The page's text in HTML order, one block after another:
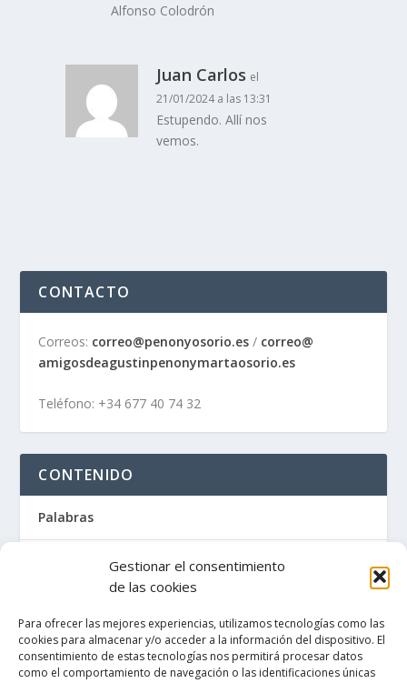
Gestionar el consentimiento
de las cookies
Para ofrecer las mejores experiencias, utilizamos tecnologías como las
cookies para almacenar y/o acceder a la información del dispositivo. El
consentimiento de estas tecnologías nos permitirá procesar datos
como el comportamiento de navegación o las identificaciones únicas
Alfonso Colodrón
Juan Carlos el
21/01/2024 a las 13:31
Estupendo. Allí nos
vemos.
CONTACTO
Correos: correo@penonyosorio.es / correo@
amigosdeagustinpenonymartaosorio.es
Teléfono: +34 677 40 74 32
CONTENIDO
Palabras
Artículos / Recortes de prensa
La Maleta de Penón